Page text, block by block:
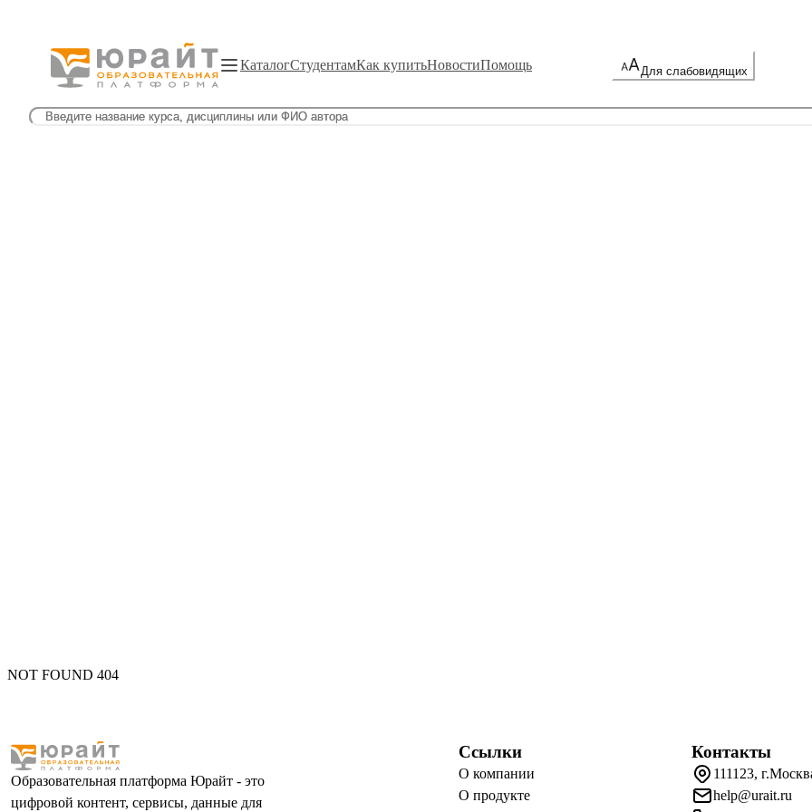
КаталогСтудентамКак купитьНовостиПомощь Для слабовидящих
NOT FOUND 404
Образовательная платформа Юрайт - это
цифровой контент, сервисы, данные для
Ссылки
О компании
О продукте
Контакты
111123,
help@urait.ru